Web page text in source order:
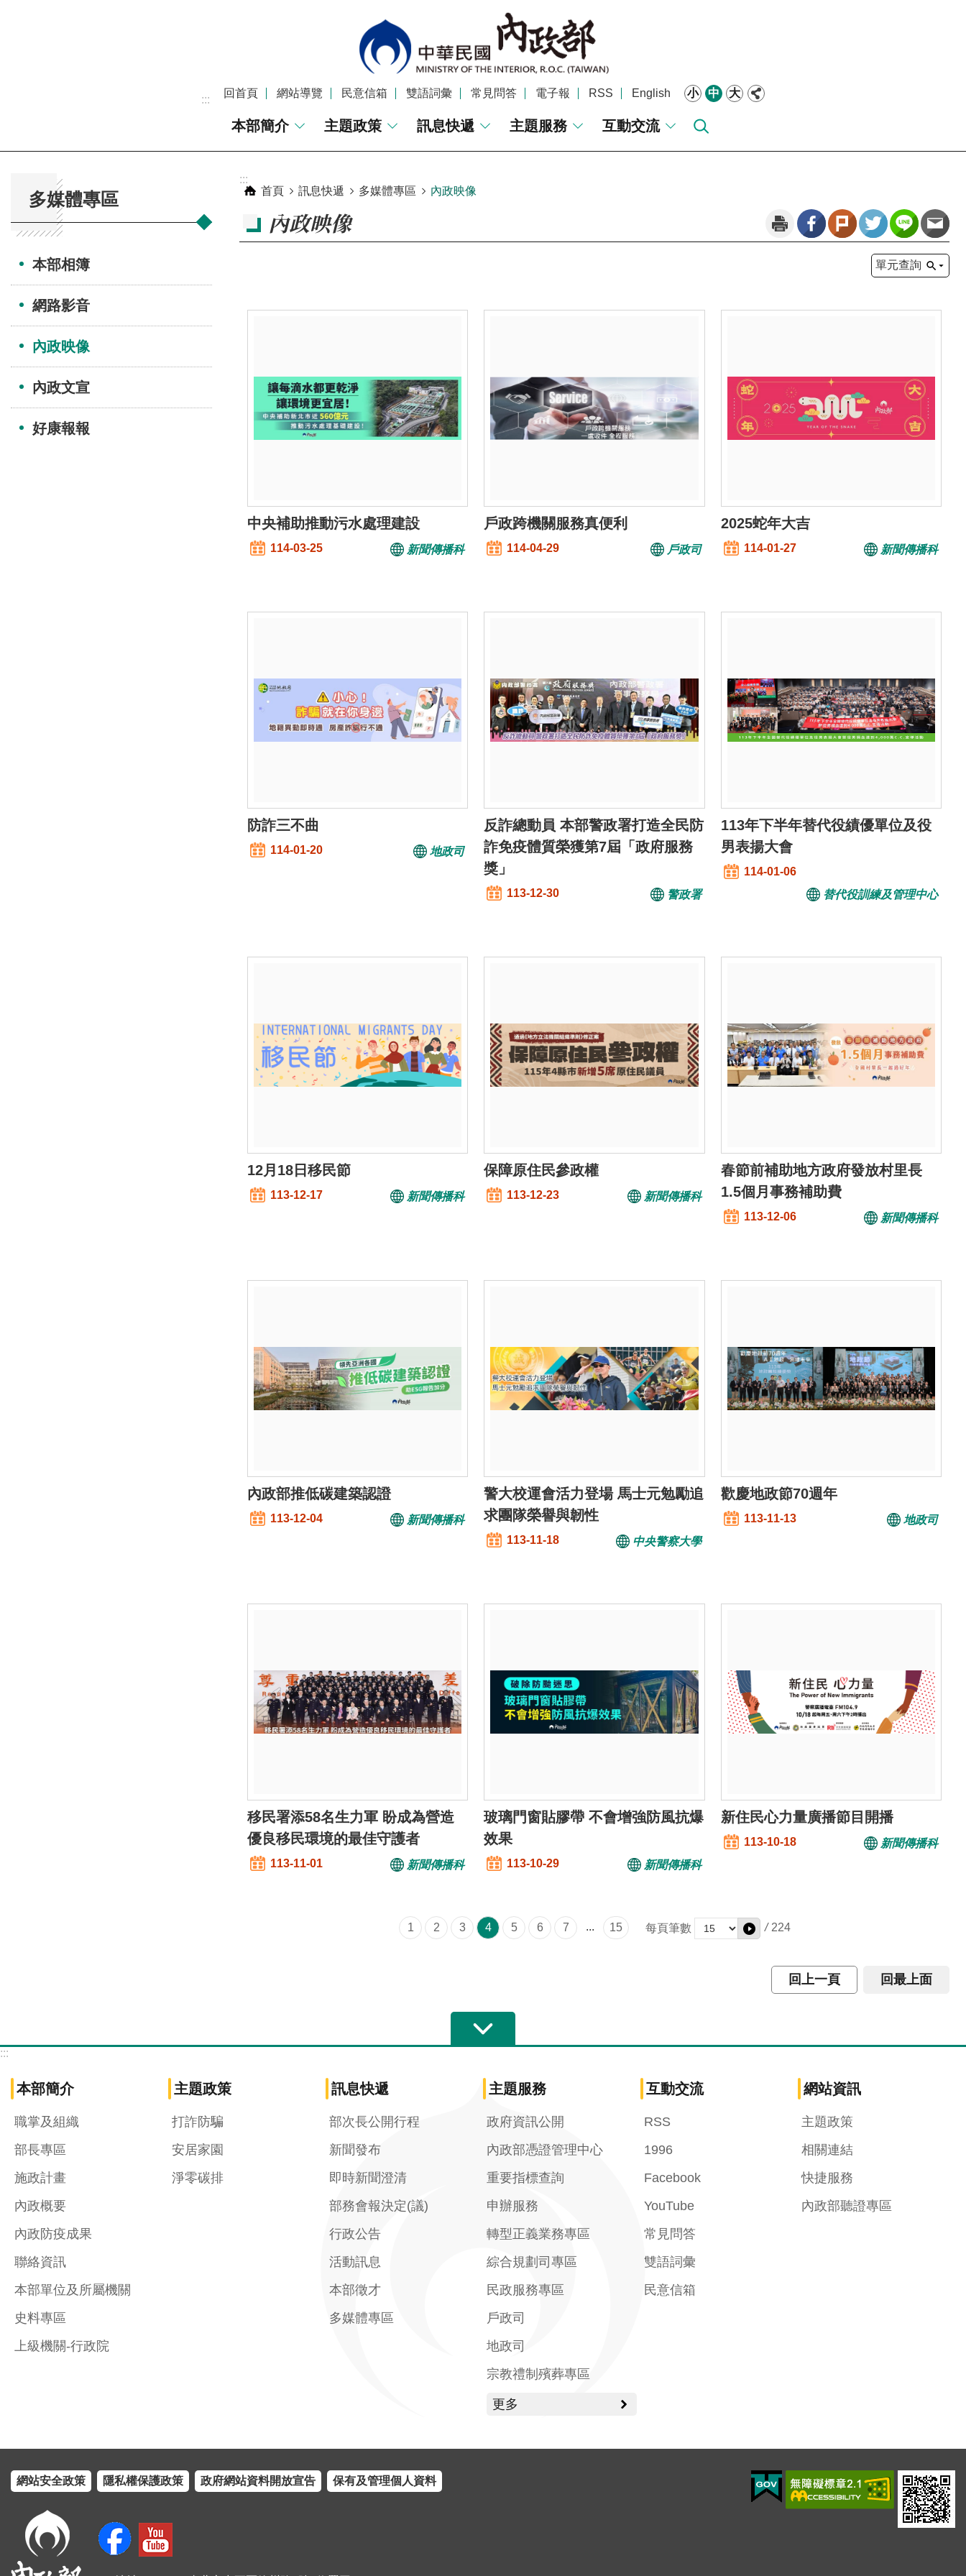
:::
回首頁 網站導覽 民意信箱 雙語詞彙 常見問答 電子報 RSS English 小 中 大
本部簡介 主題政策 訊息快遞 主題服務 互動交流
多媒體專區
本部相簿
網路影音
內政映像
內政文宣
好康報報
:::
首頁
訊息快遞 多媒體專區 內政映像
內政映像
單元查詢
中央補助推動污水處理建設
114-03-25 新聞傳播科
戶政跨機關服務真便利
114-04-29 戶政司
2025蛇年大吉
114-01-27 新聞傳播科
防詐三不曲
114-01-20 地政司
反詐總動員 本部警政署打造全民防
詐免疫體質榮獲第7屆「政府服務
獎」
113-12-30 警政署
113年下半年替代役績優單位及役
男表揚大會
114-01-06
替代役訓練及管理中心
12月18日移民節
113-12-17 新聞傳播科
保障原住民參政權
113-12-23 新聞傳播科
春節前補助地方政府發放村里長
1.5個月事務補助費
113-12-06 新聞傳播科
內政部推低碳建築認證
113-12-04 新聞傳播科
警大校運會活力登場 馬士元勉勵追
求團隊榮譽與韌性
113-11-18 中央警察大學
歡慶地政節70週年
113-11-13 地政司
移民署添58名生力軍 盼成為營造
優良移民環境的最佳守護者
113-11-01 新聞傳播科
玻璃門窗貼膠帶 不會增強防風抗爆
效果
113-10-29 新聞傳播科
新住民心力量廣播節目開播
113-10-18 新聞傳播科
1 2 3 4 5 6 7 ... 15 每頁筆數 / 224
回上一頁 回最上面
:::
本部簡介
職掌及組織
部長專區
施政計畫
內政概要
內政防疫成果
聯絡資訊
本部單位及所屬機關
史料專區
上級機關-行政院
主題政策
打詐防騙
安居家園
淨零碳排
訊息快遞
部次長公開行程
新聞發布
即時新聞澄清
部務會報決定(議)
行政公告
活動訊息
本部徵才
多媒體專區
主題服務
政府資訊公開
內政部憑證管理中心
重要指標查詢
申辦服務
轉型正義業務專區
綜合規劃司專區
民政服務專區
戶政司
地政司
宗教禮制殯葬專區
更多
互動交流
RSS
1996
Facebook
YouTube
常見問答
雙語詞彙
民意信箱
網站資訊
主題政策
相關連結
快捷服務
內政部聽證專區
網站安全政策 隱私權保護政策 政府網站資料開放宣告 保有及管理個人資料